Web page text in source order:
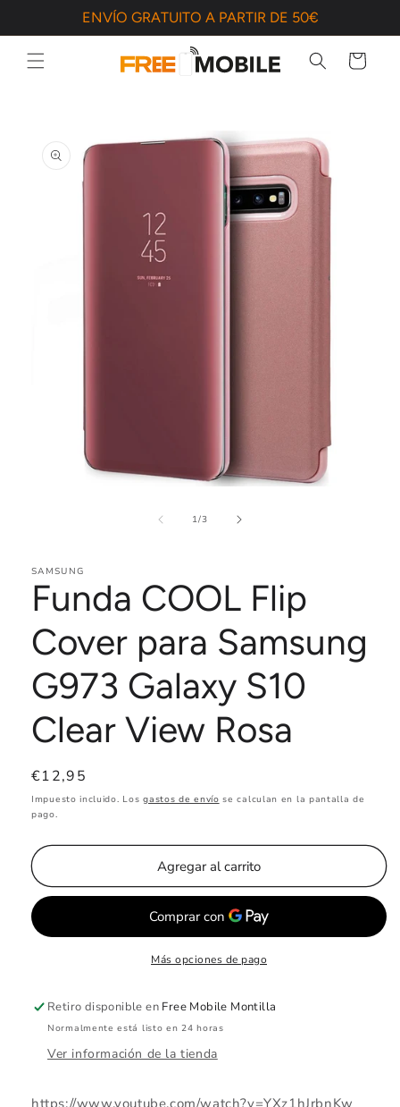
directamente
al contenido
ENVÍO GRATUITO A PARTIR DE 50€
Carrito
información
del producto
ventana
modal
1/de
3
SAMSUNG
Funda COOL Flip
Cover para Samsung
G973 Galaxy S10
Clear View Rosa
Precio
habitual
€12,95
Impuesto incluido. Losgastos de envío se calculan en la pantalla de
pago.
Agregar al carrito
Más opciones de pago
Retiro disponible en Free Mobile Montilla
Normalmente está listo en 24 horas
Ver información de la tienda